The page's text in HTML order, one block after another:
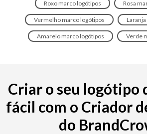
Roxo marco logótipos Rosa
Vermelho marco logótipos
Amarelo marco logótipos Verde
Criar o seu logótipo
fácil com o Criador
do